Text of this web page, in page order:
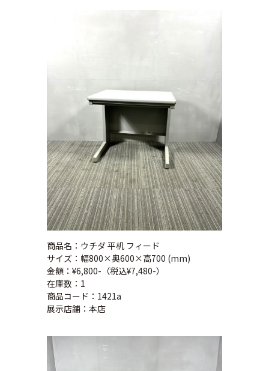
商品名：ウチダ 平机 フィード
サイズ：幅800×奥600×高700 (mm)
金額：¥6,800-（税込¥7,480-）
在庫数：1
商品コード：1421a
展示店舗：本店